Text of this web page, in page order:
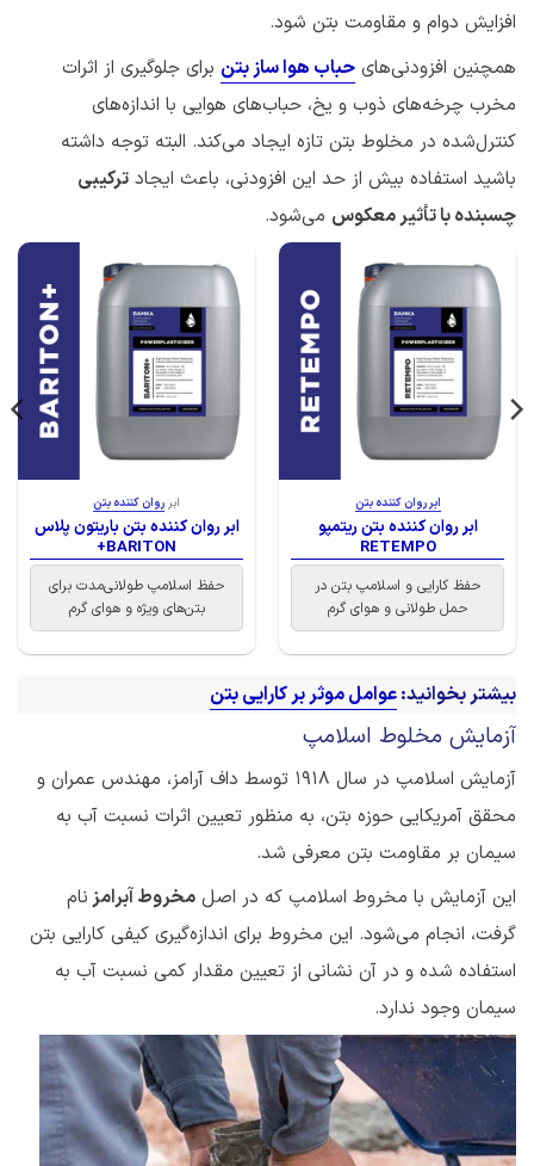
افزایش دوام و مقاومت بتن شود.
همچنین افزودنی‌های حباب هوا ساز بتن برای جلوگیری از اثرات
مخرب چرخه‌های ذوب و یخ، حباب‌های هوایی با اندازه‌های
کنترل‌شده در مخلوط بتن تازه ایجاد می‌کند. البته توجه داشته
باشید استفاده بیش از حد این افزودنی، باعث ایجاد ترکیبی
چسبنده با تأثیر معکوس می‌شود.
ابر روان کننده بتن
ابر روان کننده بتن ریتمپو
RETEMPO
حفظ کارایی و اسلامپ بتن در
حمل طولانی و هوای گرم
ابر روان کننده بتن
ابر روان کننده بتن باریتون پلاس
BARITON+
حفظ اسلامپ طولانی‌مدت برای
بتن‌های ویژه و هوای گرم
بیشتر بخوانید:عوامل موثر بر کارایی بتن
آزمایش مخلوط اسلامپ
آزمایش اسلامپ در سال 1918 توسط داف آرامز، مهندس عمران و
محقق آمریکایی حوزه بتن، به منظور تعیین اثرات نسبت آب به
سیمان بر مقاومت بتن معرفی شد.
این آزمایش با مخروط اسلامپ که در اصل مخروط آبرامزنام
گرفت، انجام می‌شود. این مخروط برای اندازه‌گیری کیفی کارایی بتن
استفاده شده و در آن نشانی از تعیین مقدار کمی نسبت آب به
سیمان وجود ندارد.